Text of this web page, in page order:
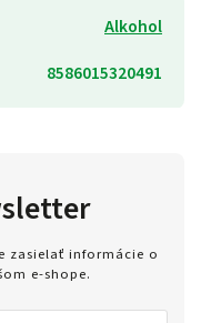
Alkohol
8586015320491
zasielať informácie o
e-shope.